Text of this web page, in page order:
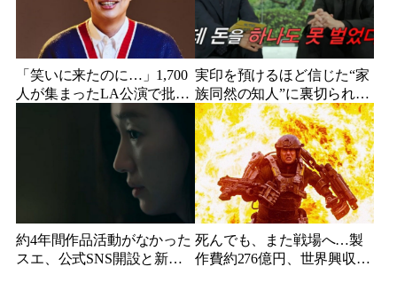
「笑いに来たのに…」1,700
人が集まったLA公演で批判
続出、人気コメディアンが
実印を預けるほど信じた“家
族同然の知人”に裏切られ
た…収益9対1、10年間の奴
隷契約で人生が一変
約4年間作品活動がなかった
スエ、公式SNS開設と新ビ
死んでも、また戦場へ…製
作費約276億円、世界興収